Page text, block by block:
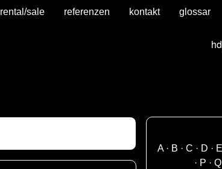
rental/sale referenzen kontakt glossar
A· B · C · D · E
· P ·Q